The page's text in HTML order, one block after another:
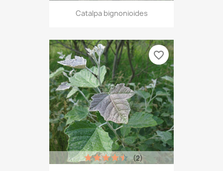
Catalpa bignonioides
(2)
favorite_border